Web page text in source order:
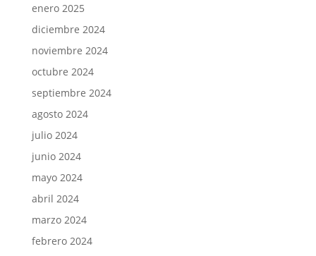
enero 2025
diciembre 2024
noviembre 2024
octubre 2024
septiembre 2024
agosto 2024
julio 2024
junio 2024
mayo 2024
abril 2024
marzo 2024
febrero 2024